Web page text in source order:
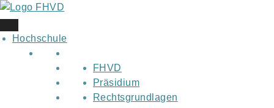
Skip
to
content
Hochschule
FHVD
Präsidium
Rechtsgrundlagen